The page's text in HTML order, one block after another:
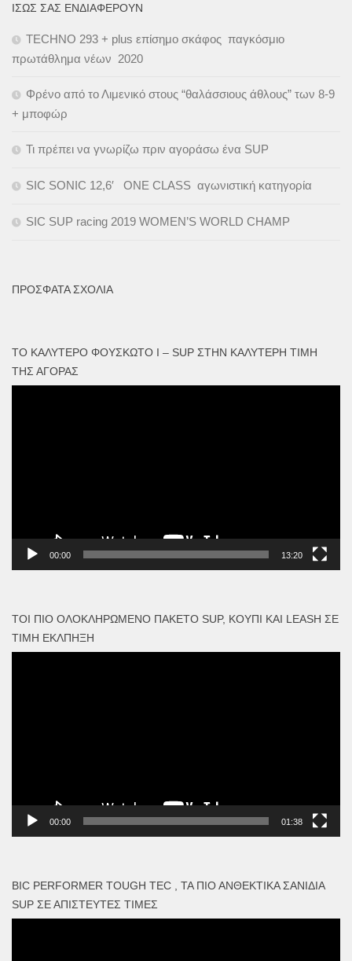
ΊΣΩΣ ΣΑΣ ΕΝΔΙΑΦΈΡΟΥΝ
TECHNO 293 + plus επίσημο σκάφος παγκόσμιο
πρωτάθλημα νέων 2020
Φρένο από το Λιμενικό στους “θαλάσσιους άθλους” των 8-9
+ μποφώρ
Τι πρέπει να γνωρίζω πριν αγοράσω ένα SUP
SIC SONIC 12,6′ ONE CLASS αγωνιστική κατηγορία
SIC SUP racing 2019 WOMEN’S WORLD CHAMP
ΠΡΌΣΦΑΤΑ ΣΧΌΛΙΑ
ΤΟ ΚΑΛΎΤΕΡΟ ΦΟΥΣΚΩΤΟ I – SUP ΣΤΗΝ ΚΑΛΎΤΕΡΗ ΤΙΜΉ
ΤΗΣ ΑΓΟΡΆΣ
00:00 13:20
ΤΟΙ ΠΙΟ ΟΛΟΚΛΗΡΩΜΈΝΟ ΠΑΚΈΤΟ SUP, ΚΟΥΠΊ ΚΑΙ LEASH ΣΕ
ΤΙΜΉ ΈΚΛΠΗΞΗ
00:00 01:38
BIC PERFORMER TOUGH TEC , ΤΑ ΠΙΟ ΑΝΘΕΚΤΙΚΆ ΣΑΝΊΔΙΑ
SUP ΣΕ ΑΠΊΣΤΕΥΤΕΣ ΤΙΜΈΣ